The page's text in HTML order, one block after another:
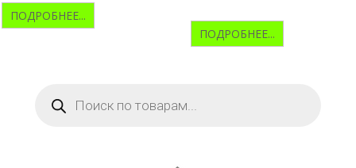
ПОДРОБНЕЕ...
ПОДРОБНЕЕ...
товаров